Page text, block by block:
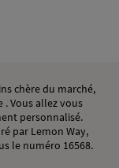
chère du marché,
Vous allez vous
personnalisé.
par Lemon Way,
le numéro 16568.